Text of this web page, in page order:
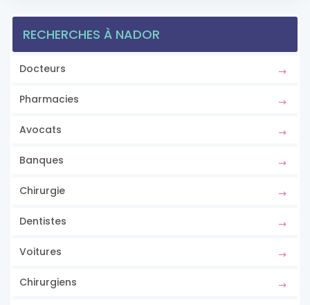
RECHERCHES À NADOR
Docteurs
Pharmacies
Avocats
Banques
Chirurgie
Dentistes
Voitures
Chirurgiens